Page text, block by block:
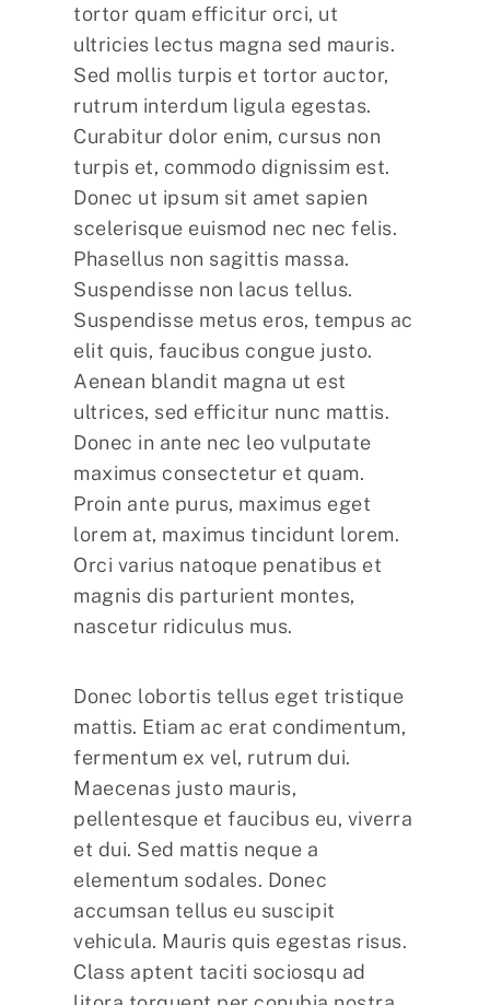
tortor quam efficitur orci, ut
ultricies lectus magna sed mauris.
Sed mollis turpis et tortor auctor,
rutrum interdum ligula egestas.
Curabitur dolor enim, cursus non
turpis et, commodo dignissim est.
Donec ut ipsum sit amet sapien
scelerisque euismod nec nec felis.
Phasellus non sagittis massa.
Suspendisse non lacus tellus.
Suspendisse metus eros, tempus ac
elit quis, faucibus congue justo.
Aenean blandit magna ut est
ultrices, sed efficitur nunc mattis.
Donec in ante nec leo vulputate
maximus consectetur et quam.
Proin ante purus, maximus eget
lorem at, maximus tincidunt lorem.
Orci varius natoque penatibus et
magnis dis parturient montes,
nascetur ridiculus mus.
Donec lobortis tellus eget tristique
mattis. Etiam ac erat condimentum,
fermentum ex vel, rutrum dui.
Maecenas justo mauris,
pellentesque et faucibus eu, viverra
et dui. Sed mattis neque a
elementum sodales. Donec
accumsan tellus eu suscipit
vehicula. Mauris quis egestas risus.
Class aptent taciti sociosqu ad